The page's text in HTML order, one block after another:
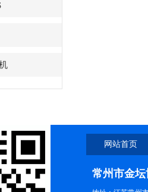
网站首页
常州市金